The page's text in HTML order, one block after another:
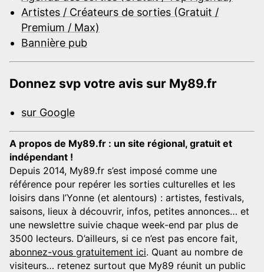
Artistes / Créateurs de sorties (Gratuit /
Premium / Max)
Bannière pub
Donnez svp votre avis sur My89.fr
sur Google
A propos de My89.fr : un site régional, gratuit et
indépendant !
Depuis 2014, My89.fr s’est imposé comme une
référence pour repérer les sorties culturelles et les
loisirs dans l’Yonne (et alentours) : artistes, festivals,
saisons, lieux à découvrir, infos, petites annonces… et
une newslettre suivie chaque week-end par plus de
3500 lecteurs. D’ailleurs, si ce n’est pas encore fait,
abonnez-vous gratuitement ici. Quant au nombre de
visiteurs… retenez surtout que My89 réunit un public